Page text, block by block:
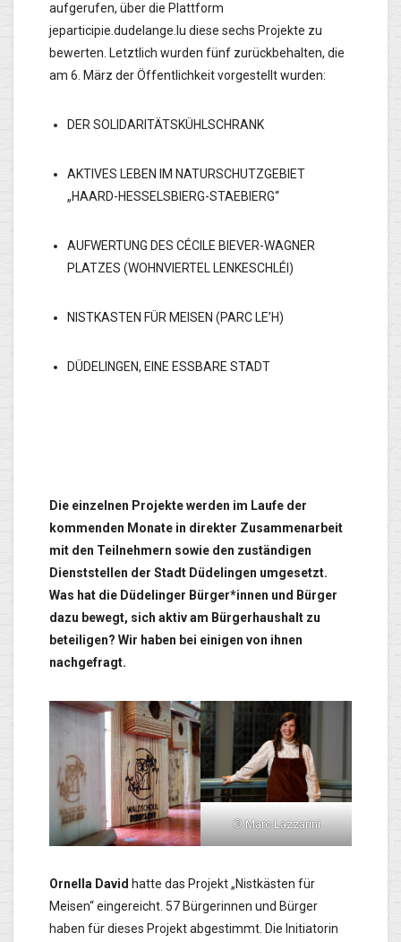
aufgerufen, über die Plattform
jeparticipie.dudelange.lu diese sechs Projekte zu
bewerten. Letztlich wurden fünf zurückbehalten, die
am 6. März der Öffentlichkeit vorgestellt wurden:
DER SOLIDARITÄTSKÜHLSCHRANK
AKTIVES LEBEN IM NATURSCHUTZGEBIET
„HAARD-HESSELSBIERG-STAEBIERG“
AUFWERTUNG DES CÉCILE BIEVER-WAGNER
PLATZES (WOHNVIERTEL LENKESCHLÉI)
NISTKASTEN FÜR MEISEN (PARC LE’H)
DÜDELINGEN, EINE ESSBARE STADT
Die einzelnen Projekte werden im Laufe der
kommenden Monate in direkter Zusammenarbeit
mit den Teilnehmern sowie den zuständigen
Dienststellen der Stadt Düdelingen umgesetzt.
Was hat die Düdelinger Bürger*innen und Bürger
dazu bewegt, sich aktiv am Bürgerhaushalt zu
beteiligen? Wir haben bei einigen von ihnen
nachgefragt.
© Marc Lazzarini
Ornella David hatte das Projekt „Nistkästen für
Meisen“ eingereicht. 57 Bürgerinnen und Bürger
haben für dieses Projekt abgestimmt. Die Initiatorin